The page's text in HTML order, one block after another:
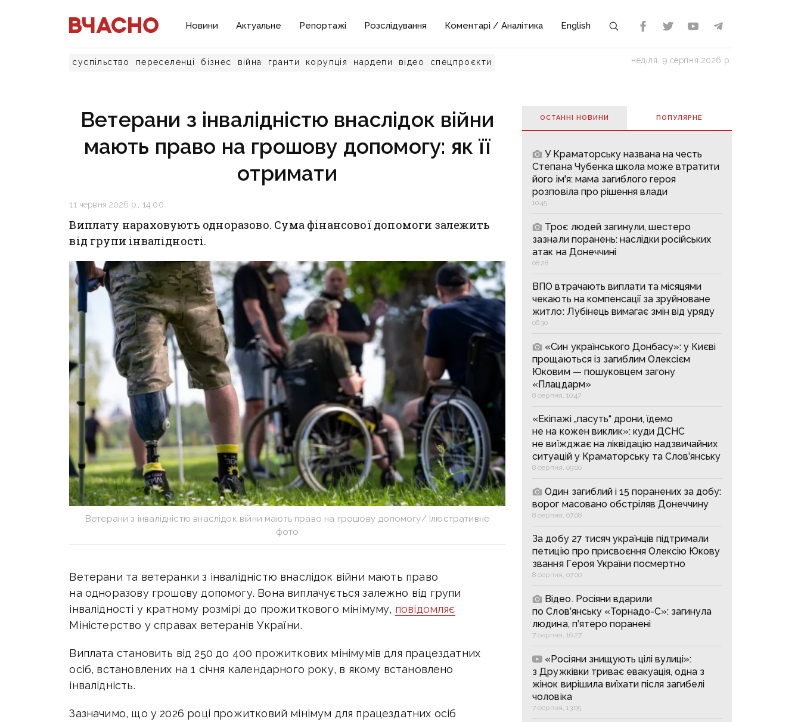
Новини Актуальне Репортажі Розслідування Коментарі / Аналітика English
суспільство переселенці бізнес війна гранти корупція нардепи відео спецпроєкти неділя, 9 серпня 2026 р.
Ветерани з інвалідністю внаслідок війни
мають право на грошову допомогу: як її
отримати
11 червня 2026 р., 14:00
Виплату нараховують одноразово. Сума фінансової допомоги залежить
від групи інвалідності.
Ветерани з інвалідністю внаслідок війни мають право на грошову допомогу/ Ілюстративне
фото
Ветерани та ветеранки з інвалідністю внаслідок війни мають право
на одноразову грошову допомогу. Вона виплачується залежно від групи
інвалідності у кратному розмірі до прожиткового мінімуму, повідомляє
Міністерство у справах ветеранів України.
Виплата становить від 250 до 400 прожиткових мінімумів для працездатних
осіб, встановлених на 1 січня календарного року, в якому встановлено
інвалідність.
Зазначимо, що у 2026 році прожитковий мінімум для працездатних осіб
ОСТАННІ НОВИНИ ПОПУЛЯРНE
У Краматорську названа на честь
Степана Чубенка школа може втратити
його ім'я: мама загиблого героя
розповіла про рішення влади
10:45
Троє людей загинули, шестеро
зазнали поранень: наслідки російських
атак на Донеччині
08:28
ВПО втрачають виплати та місяцями
чекають на компенсації за зруйноване
житло: Лубінець вимагає змін від уряду
06:30
«Син українського Донбасу»: у Києві
прощаються із загиблим Олексієм
Юковим — пошуковцем загону
«Плацдарм»
8 серпня, 10:47
«Екіпажі „пасуть“ дрони, їдемо
не на кожен виклик»: куди ДСНС
не виїжджає на ліквідацію надзвичайних
ситуацій у Краматорську та Слов’янську
8 серпня, 09:00
Один загиблий і 15 поранених за добу:
ворог масовано обстріляв Донеччину
8 серпня, 07:08
За добу 27 тисяч українців підтримали
петицію про присвоєння Олексію Юкову
звання Героя України посмертно
8 серпня, 07:00
Відео. Росіяни вдарили
по Слов’янську «Торнадо-С»: загинула
людина, п’ятеро поранені
7 серпня, 16:27
«Росіяни знищують цілі вулиці»:
з Дружківки триває евакуація, одна з
жінок вирішила виїхати після загибелі
чоловіка
7 серпня, 13:05